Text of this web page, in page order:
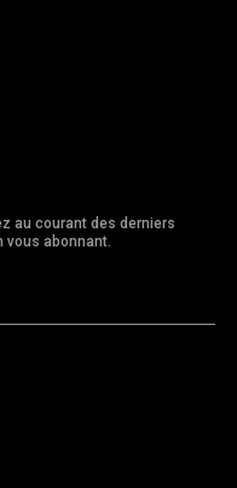
au courant des derniers
vous abonnant.